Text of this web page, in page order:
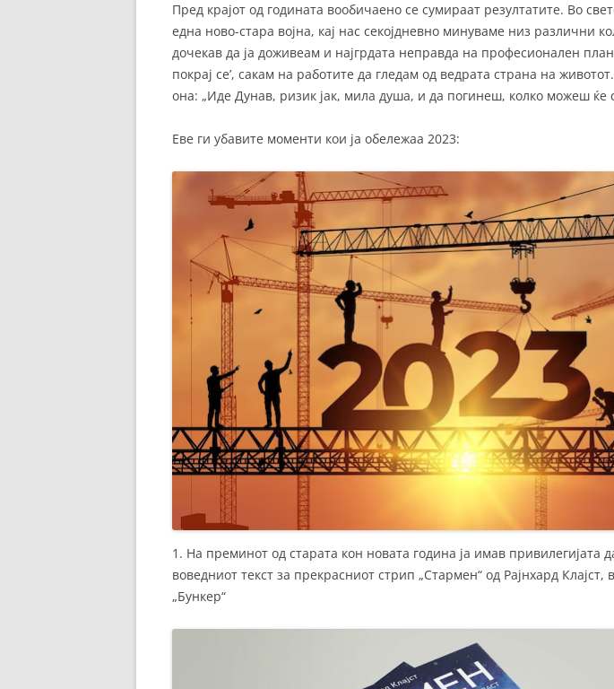
ФЕСТИВАЛИ
ФИЛМОПОЛИС
c
e
b
o
o
k
itt
er
ai
l
ss
e
n
g
er
Пред крајот од годината вообичаено се сумираат резултатите. Во
една ново-стара војна, кај нас секојдневно минуваме низ различни
дочекав да ја доживеам и најгрдата неправда на професионален
покрај се’, сакам на работите да гледам од ведрата страна на
она: „Иде Дунав, ризик јак, мила душа, и да погинеш, колко можеш ќе
Еве ги убавите моменти кои ја обележаа 2023:
1. На преминот од старата кон новата година ја имав привилегијата
воведниот текст за прекрасниот стрип „Стармен“ од Рајнхард Клајст,
„Бункер“